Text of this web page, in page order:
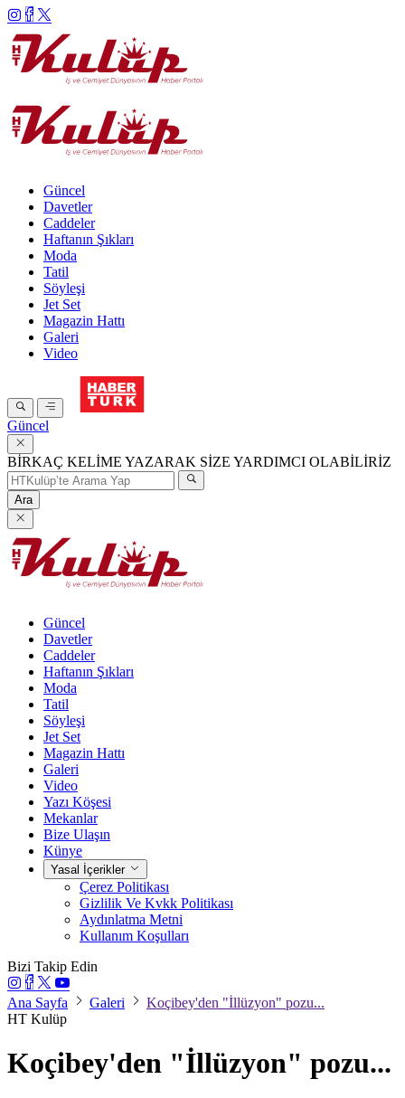
Güncel
Davetler
Caddeler
Haftanın Şıkları
Moda
Tatil
Söyleşi
Jet Set
Magazin Hattı
Galeri
Video
Güncel
BİRKAÇ KELİME YAZARAK SİZE YARDIMCI OLABİLİRİZ
Ara
Güncel
Davetler
Caddeler
Haftanın Şıkları
Moda
Tatil
Söyleşi
Jet Set
Magazin Hattı
Galeri
Video
Yazı Köşesi
Mekanlar
Bize Ulaşın
Künye
Yasal İçerikler
Çerez Politikası
Gizlilik Ve Kvkk Politikası
Aydınlatma Metni
Kullanım Koşulları
Bizi Takip Edin
Ana Sayfa Galeri
Koçibey'den "İllüzyon" pozu...
HT Kulüp
Koçibey'den "İllüzyon" pozu...